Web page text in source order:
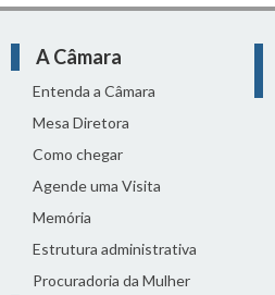
A Câmara
Entenda a Câmara
Mesa Diretora
Como chegar
Agende uma Visita
Memória
Estrutura administrativa
Procuradoria da Mulher